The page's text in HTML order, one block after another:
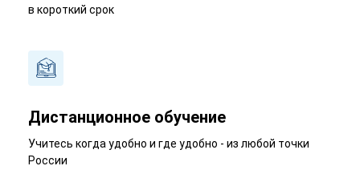
в короткий срок
Дистанционное обучение
Учитесь когда удобно и где удобно - из любой точки
России